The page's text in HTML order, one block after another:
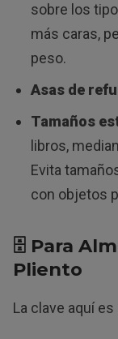
sobre los
más caras,
peso.
Asas de
Tamaños
libros,
Evita
con objetos
🗄️ Para
Pliento
La clave aquí es